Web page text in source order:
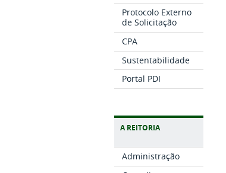
Protocolo Externo
de Solicitação
CPA
Sustentabilidade
Portal PDI
A REITORIA
Administração